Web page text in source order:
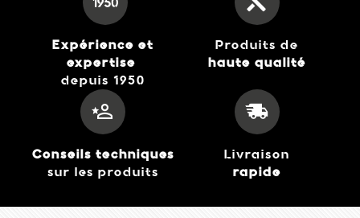
Déshydrateur DH 2025
Expérience et
expertise
depuis 1950
Produits de
haute qualité
Conseils techniques
sur les produits
Livraison
rapide